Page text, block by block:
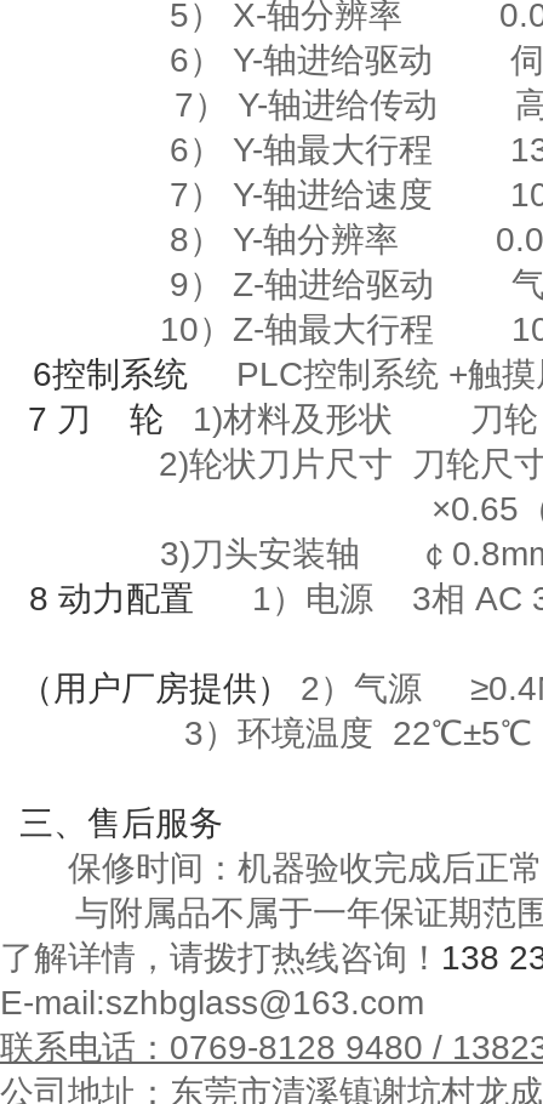
5）
X-轴分辨率
6）
Y-轴进给驱动
7） Y-轴进给传动
6）
Y-轴最大行程
7）
Y-轴进给速度
8）
Y-轴分辨率
9）
Z-轴进给驱动
10） Z-轴最大行程
6控制系统 PLC控制系统 +触
7 刀 轮 1)材料及形状
刀轮
2)轮状刀片尺寸
刀轮尺
×0.65
3)刀头安装轴
￠
8 动力配置 1）电源 3相 AC
（用户厂房提供） 2）气源 ≥
3）环境温度 22℃±5℃
三、售后服务
保修时间：机器验收完成后正
与附属品不属于一年保证期范
了解详情，请拨打热线咨询！ 138
E-mail:szhbglass@163.com
联系电话： 0769-8128 9480 /
公司地址：东莞市清溪镇谢坑村龙